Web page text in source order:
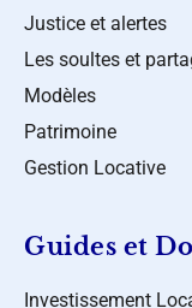
Justice et alertes
Les soultes et
Modèles
Patrimoine
Gestion Locative
Guides et
Investissement